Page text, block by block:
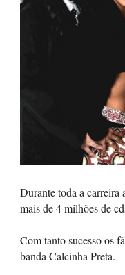
Durante toda a carreira
mais de 4 milhões de
Com tanto sucesso os
banda Calcinha Preta.